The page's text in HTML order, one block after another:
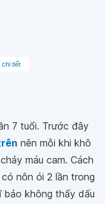
chi tiết
7 tuổi. Trước đây
nên mỗi khi khô
máu cam. Cách
nôn ói 2 lần trong
bảo không thấy dấu